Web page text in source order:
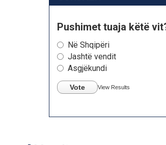
Pushimet tuaja këtë
Në Shqipëri
Jashtë vendit
Asgjëkundi
Vote View Results